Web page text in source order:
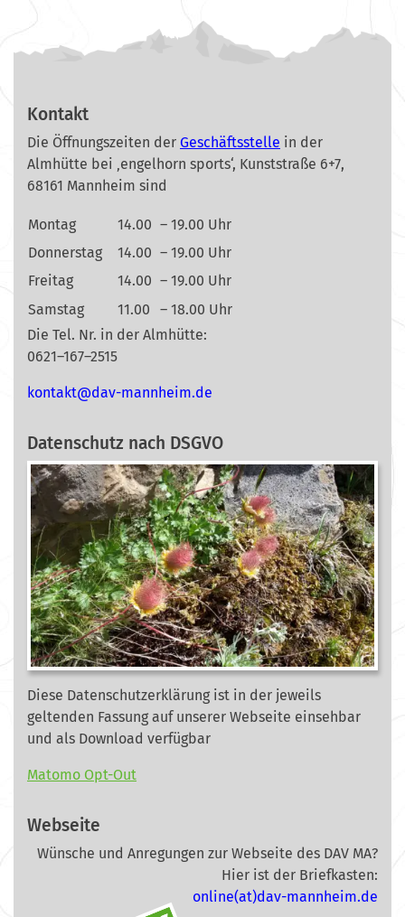
Kontakt
Die Öffnungszeiten der Geschäftsstelle in der
Almhütte bei ‚engelhorn sports‘, Kunststraße 6+7,
68161 Mannheim sind
Montag 14.00 – 19.00 Uhr
Donnerstag
14.00 – 19.00 Uhr
Freitag
14.00 – 19.00 Uhr
Samstag
11.00
– 18.00 Uhr
Die Tel. Nr. in der Almhütte:
0621–167–2515
ed.mi
ehnna
m-vad
@tkat
nok
Datenschutz nach DSGVO
Diese Datenschutzerklärung ist in der jeweils
geltenden Fassung auf unserer Webseite einsehbar
und als Download verfügbar
Matomo Opt-Out
Webseite
Wünsche und Anregungen zur Webseite des DAV MA?
Hier ist der Briefkasten:
online(at)dav-mannheim.de